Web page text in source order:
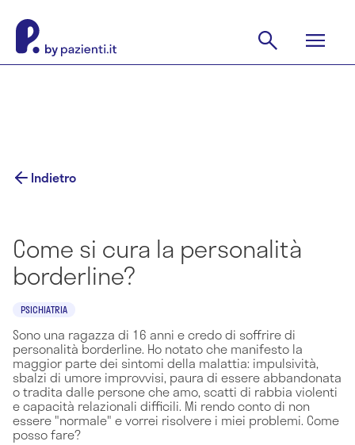
Indietro
Come si cura la personalità
borderline?
PSICHIATRIA
Sono una ragazza di 16 anni e credo di soffrire di
personalità borderline. Ho notato che manifesto la
maggior parte dei sintomi della malattia: impulsività,
sbalzi di umore improvvisi, paura di essere abbandonata
o tradita dalle persone che amo, scatti di rabbia violenti
e capacità relazionali difficili. Mi rendo conto di non
essere "normale" e vorrei risolvere i miei problemi. Come
posso fare?